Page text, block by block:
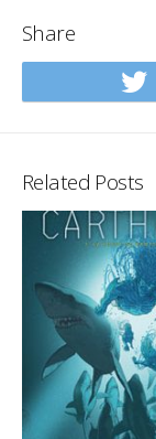
Share
Related Posts